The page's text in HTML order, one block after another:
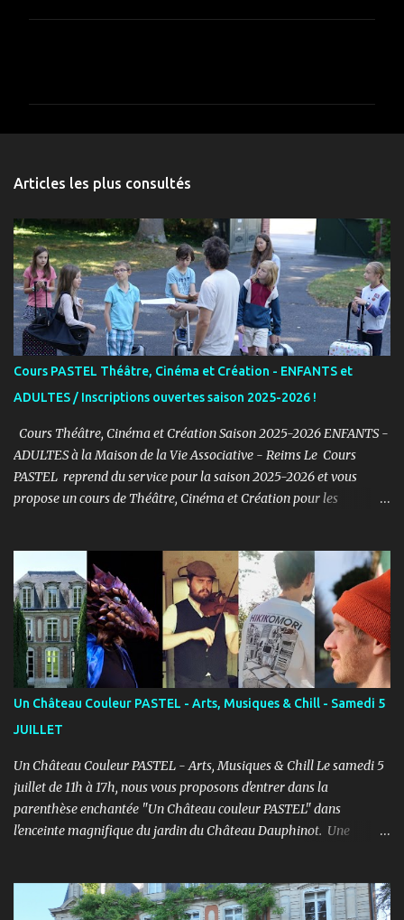
n
a
i
r
e
s
Articles les plus consultés
Cours PASTEL Théâtre, Cinéma et Création - ENFANTS et
ADULTES / Inscriptions ouvertes saison 2025-2026 !
Cours Théâtre, Cinéma et Création Saison 2025-2026 ENFANTS -
ADULTES à la Maison de la Vie Associative - Reims Le Cours
PASTEL reprend du service pour la saison 2025-2026 et vous
propose un cours de Théâtre, Cinéma et Création pour les
d’élèves au Studio PASTEL anciennement, le Cours PASTEL revient
à la Maison de la Vie Associative dans une salle de 150m2 pour
pratiquer confortablement avec des élèves passionnés et curieux
d’apprendre. COURS ENFANTS Notre volonté : permettre
l'épanouissement de l'enfant à travers cet art, qu'il puisse s'exprimer
et prendre confiance en lui en prenant du plaisir dans un cadre
bienveillant. PROGRAMME ENFANTS : Pendant le 1er semestre, les
enfants découvriront le jeu d’acteur théâtre et cinéma à travers des
exercices d’improvisation, émotionnels, de concentration, d’écoute,
d...
Un Château Couleur PASTEL - Arts, Musiques & Chill - Samedi 5
JUILLET
Un Château Couleur PASTEL - Arts, Musiques & Chill Le samedi 5
juillet de 11h à 17h, nous vous proposons d'entrer dans la
parenthèse enchantée "Un Château couleur PASTEL" dans
l'enceinte magnifique du jardin du Château Dauphinot. Une
PUBLIC “Saxo et la forêt de Memoria” - Conte théâtral